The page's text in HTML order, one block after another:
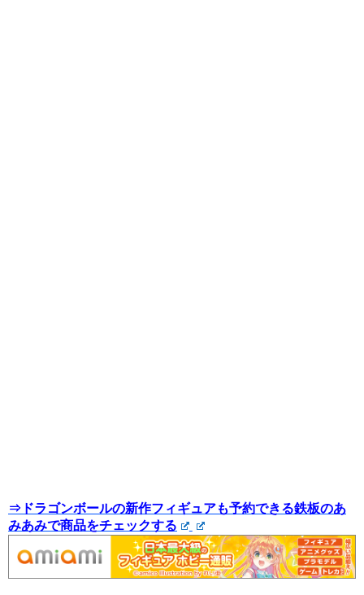
⇒ドラゴンボールの新作フィギュアも予約できる鉄板のあ
みあみで商品をチェックする